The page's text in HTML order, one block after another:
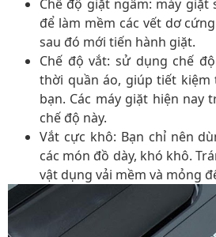
Chế độ giặt ngâm: máy giặt
để làm mềm các vết dơ
sau đó mới tiến hành giặt.
Chế độ vắt: sử dụng chế
thời quần áo, giúp tiết
bạn. Các máy giặt hiện nay
chế độ này.
Vắt cực khô: Bạn chỉ nên
các món đồ dày, khó khô.
vật dụng vải mềm và mỏng